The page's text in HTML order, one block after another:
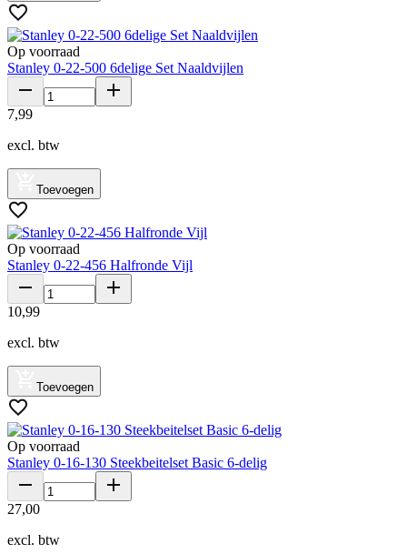
Op voorraad
Stanley 0-22-500 6delige Set Naaldvijlen
7,99
excl. btw
Toevoegen
Op voorraad
Stanley 0-22-456 Halfronde Vijl
10,99
excl. btw
Toevoegen
Op voorraad
Stanley 0-16-130 Steekbeitelset Basic 6-delig
27,00
excl. btw